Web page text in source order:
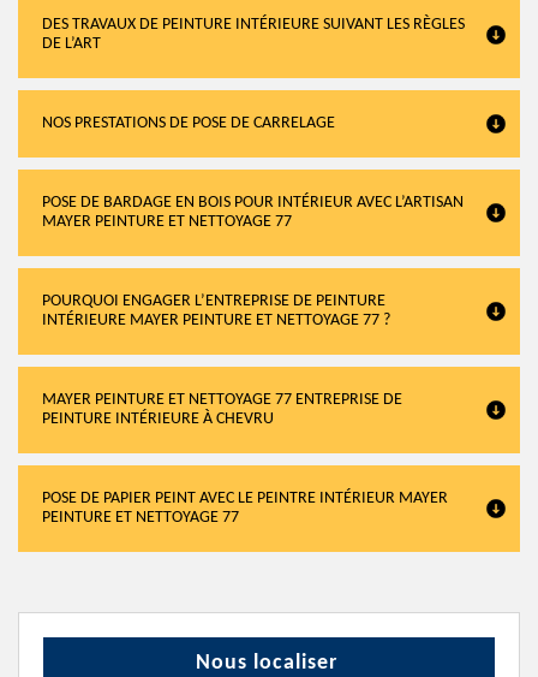
DES TRAVAUX DE PEINTURE INTÉRIEURE SUIVANT LES RÈGLES
DE L’ART
NOS PRESTATIONS DE POSE DE CARRELAGE
POSE DE BARDAGE EN BOIS POUR INTÉRIEUR AVEC L’ARTISAN
MAYER PEINTURE ET NETTOYAGE 77
POURQUOI ENGAGER L’ENTREPRISE DE PEINTURE
INTÉRIEURE MAYER PEINTURE ET NETTOYAGE 77 ?
MAYER PEINTURE ET NETTOYAGE 77 ENTREPRISE DE
PEINTURE INTÉRIEURE À CHEVRU
POSE DE PAPIER PEINT AVEC LE PEINTRE INTÉRIEUR MAYER
PEINTURE ET NETTOYAGE 77
Nous localiser